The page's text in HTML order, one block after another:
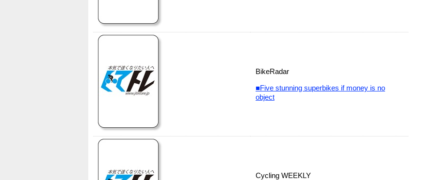
BikeRadar
■Five stunning superbikes if money is no
object
Cycling WEEKLY